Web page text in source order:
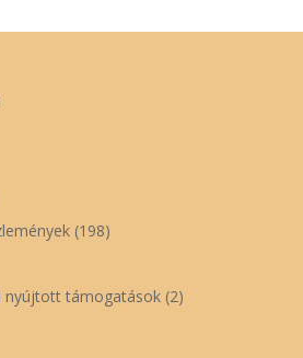
(198)
nyújtott támogatások(2)